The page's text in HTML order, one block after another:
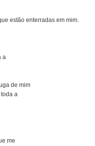
estão enterradas em mim.
a
de mim
a
me